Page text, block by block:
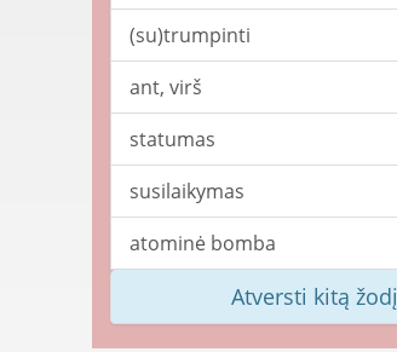
(su)trumpinti
ant, virš
statumas
susilaikymas
atominė bomba
Atversti kitą žodį